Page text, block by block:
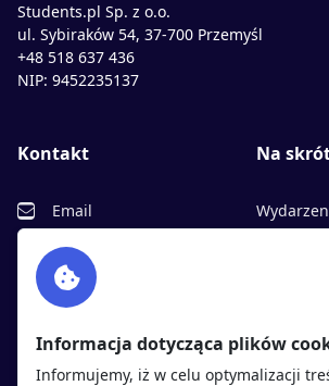
Students.pl Sp. z o.o.
ul. Sybiraków 54, 37-700 Przemyśl
+48 518 637 436
NIP: 9452235137
Kontakt
Email
Facebook
Twitter
Na
Polityka
Polityka
Informacja dotycząca plików
Informujemy, iż w celu optymalizacji